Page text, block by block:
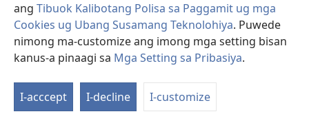
ang Tibuok Kalibotang Polisa sa Paggamit ug mga
Cookies ug Ubang Susamang Teknolohiya. Puwede
nimong ma-customize ang imong mga setting bisan
kanus-a pinaagi sa Mga Setting sa Pribasiya.
I-acccept I-decline I-customize
Copyright© 2026 Watch Tower Bible and Tract Society of Pennsylvania.
KONDISYONES SA PAGGAMIT
|POLISA SA PRIBASIYA|
SA PRIBASIYA